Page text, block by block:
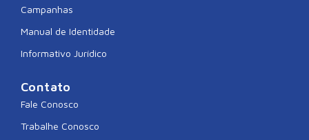
Campanhas
Manual de Identidade
Informativo Jurídico
Contato
Fale Conosco
Trabalhe Conosco